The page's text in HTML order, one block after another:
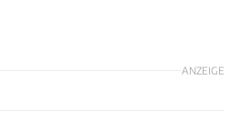
ANZEIGE